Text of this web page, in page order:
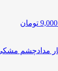
9,000 تومان